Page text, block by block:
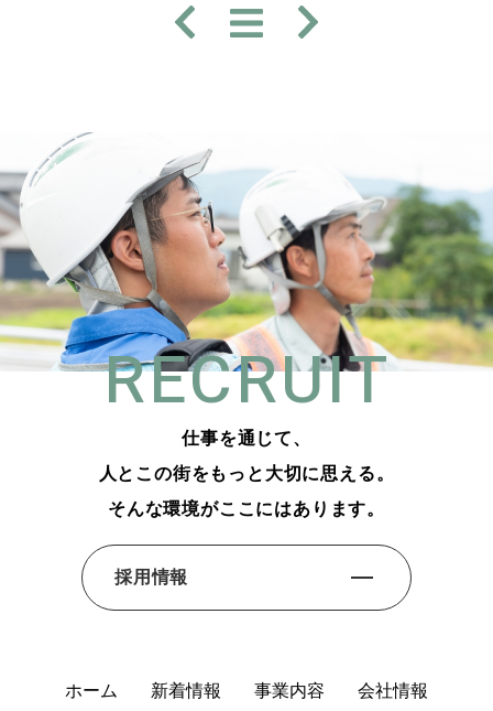
RECRUIT
仕事を通じて、
人とこの街をもっと大切に思える。
そんな環境がここにはあります。
採用情報
ホーム 新着情報 事業内容 会社情報